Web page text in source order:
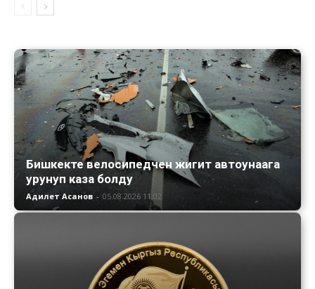
Бишкекте велосипедчен жигит автоунаага
урунуп каза болду
Адилет Асанов - 05.08.2026 11:02